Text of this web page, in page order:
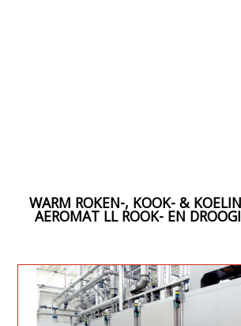
WARM ROKEN-, KOOK- &
AEROMAT LL ROOK- EN